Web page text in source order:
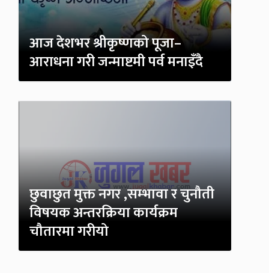
आज देशभर श्रीकृष्णको पूजा–
आराधना गरी जन्माष्टमी पर्व मनाइँदै
छुवाछुत मुक्त नगर ,सम्भावा र चुनौती
विषयक अन्तरक्रिया कार्यक्रम
चौतारमा गरीयो